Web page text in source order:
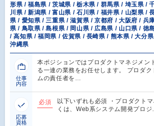
形県 / 福島県 / 茨城県 / 栃木県 / 群馬県 / 埼玉県 /
川県 / 新潟県 / 富山県 / 石川県 / 福井県 / 山梨県 /
県 / 愛知県 / 三重県 / 滋賀県 / 京都府 / 大阪府 / 兵
県 / 鳥取県 / 島根県 / 岡山県 / 広島県 / 山口県 / 徳
/ 高知県 / 福岡県 / 佐賀県 / 長崎県 / 熊本県 / 大分
沖縄県
仕事
内容
本ポジションではプロダクトマネジメン
る一連の業務をお任せします。 プロダク
ムの責任者を…
応募
資格
必須
以下いずれも必須 ・プロダクト
くは、Web系システム開発プロジ